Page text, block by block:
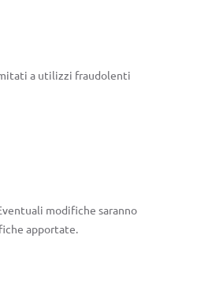
a utilizzi fraudolenti
modifiche saranno
apportate.